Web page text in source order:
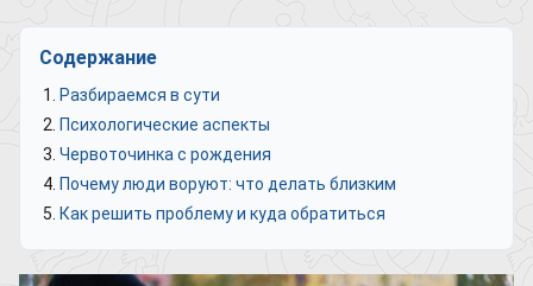
Содержание
Разбираемся в сути
Психологические аспекты
Червоточинка с рождения
Почему люди воруют: что делать близким
Как решить проблему и куда обратиться